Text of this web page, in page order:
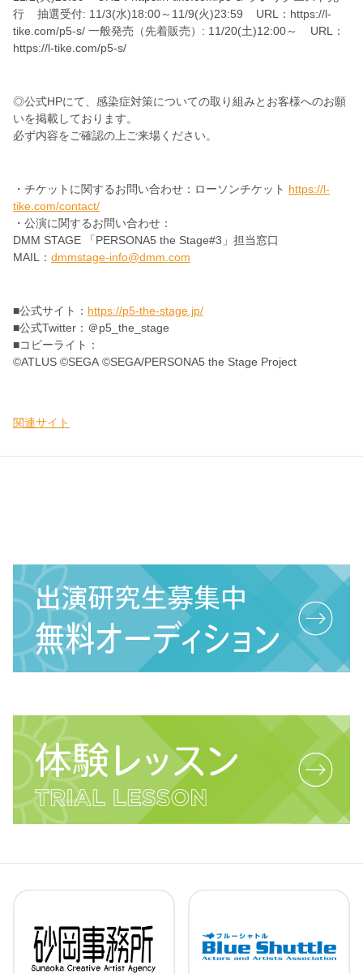
行 抽選受付: 11/3(水)18:00～11/9(火)23:59 URL：https://l-
tike.com/p5-s/ 一般発売（先着販売）: 11/20(土)12:00～ URL：
https://l-tike.com/p5-s/
◎公式HPにて、感染症対策についての取り組みとお客様へのお願
いを掲載しております。
必ず内容をご確認の上ご来場ください。
・チケットに関するお問い合わせ：ローソンチケット https://l-
tike.com/contact/
・公演に関するお問い合わせ：
DMM STAGE 「PERSONA5 the Stage#3」担当窓口
MAIL： dmmstage-info@dmm.com
■公式サイト： https://p5-the-stage.jp/
■公式Twitter：＠p5_the_stage
■コピーライト：
©ATLUS ©SEGA ©SEGA/PERSONA5 the Stage Project
関連サイト